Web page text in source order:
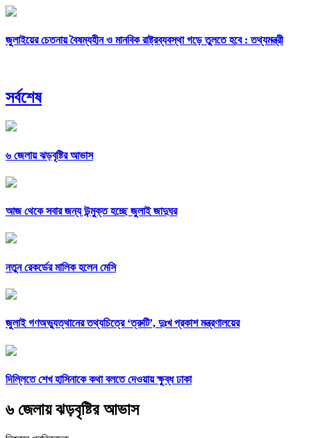
জুলাইয়ের চেতনায় বৈষম্যহীন ও মানবিক রাষ্ট্রব্যবস্থা গড়ে তুলতে হবে : তথ্যমন্ত্রী
সর্বশেষ
৬ জেলায় ঝড়বৃষ্টির আভাস
আজ থেকে সবার জন্য উন্মুক্ত হচ্ছে জুলাই জাদুঘর
নতুন রেকর্ডের মালিক হলেন মেসি
জুলাই গণঅভ্যুত্থানের তথ্যচিত্রে ‘ত্রুটি’, দুঃখ প্রকাশ মন্ত্রণালয়ের
দিল্লিতে শেখ হাসিনাকে কথা বলতে দেওয়ায় ক্ষুব্ধ ঢাকা
৬ জেলায় ঝড়বৃষ্টির আভাস